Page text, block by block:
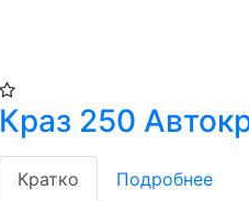
Краз 250
Кратко
Подробнее